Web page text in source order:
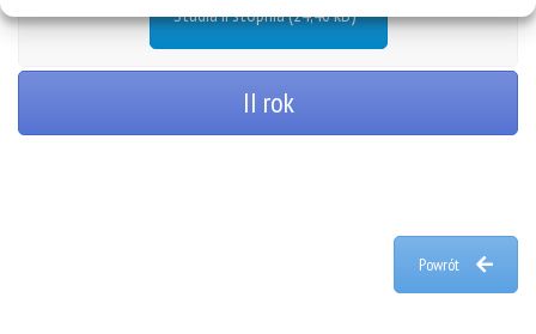
Studia II stopnia
II rok
Powrót